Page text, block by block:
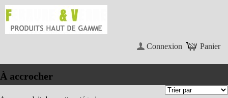
Panier
Connexion
À accrocher